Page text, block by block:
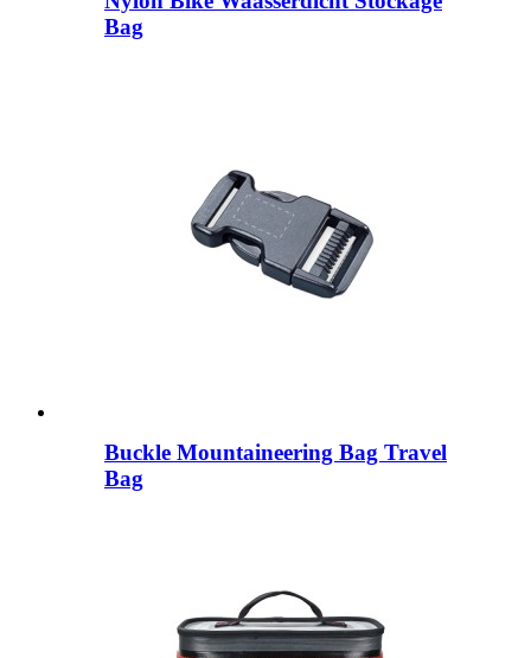
Bag
Buckle Mountaineering Bag Travel
Bag